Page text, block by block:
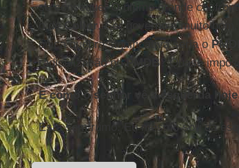
se consegue. O último grande
o deCollor. Ser governo é muito
única quebra significativa seria oPMDB
radicalização noPMDB? Quase
E como o senhor vê a esquerda
Está sem rumo. Eu mesmo sou da